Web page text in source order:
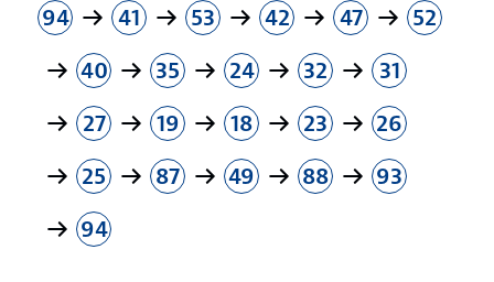
94 41 53 42 47
52
40
35 24 32
31
27
19 18 23
26
25
87 49 88
93
94